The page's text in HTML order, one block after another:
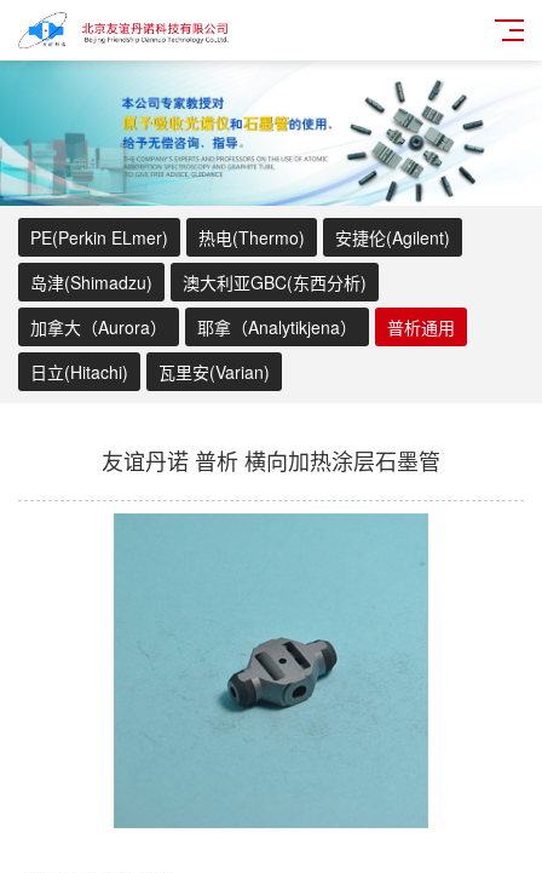
PE(Perkin ELmer) 热电(Thermo)
安捷伦(Agilent)
岛津(Shimadzu)
澳大利亚GBC(东西分析)
加拿大（Aurora）
耶拿（Analytikjena）
普析通用
日立(Hitachi)
瓦里安(Varian)
友谊丹诺 普析 横向加热涂层石墨管